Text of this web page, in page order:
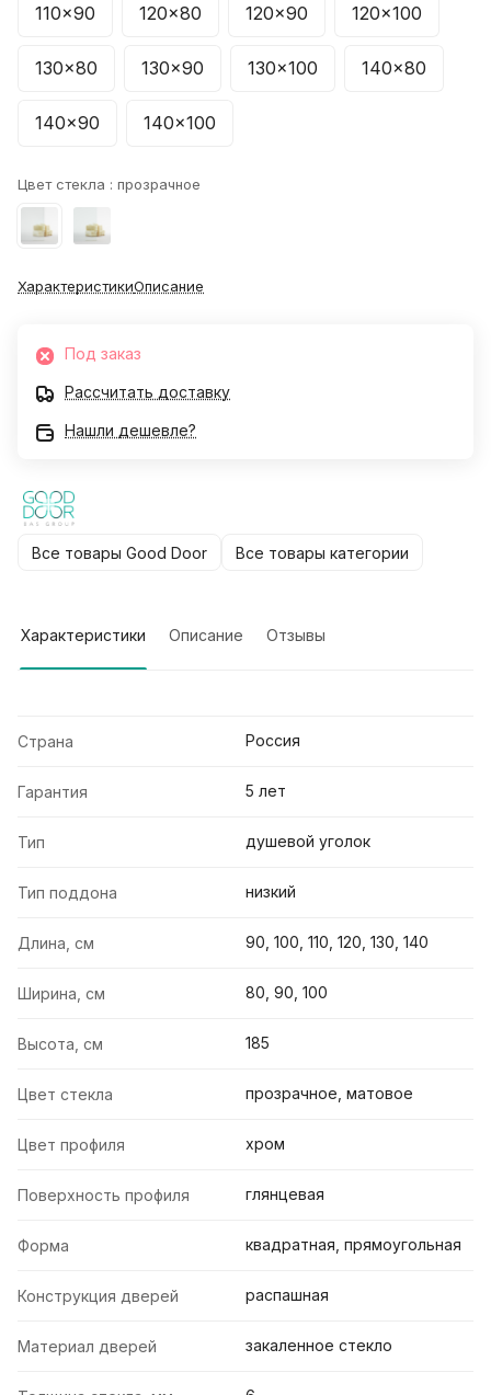
110x90 120x80 120x90 120x100
130x80 130x90 130x100 140x80
140x90 140x100
Цвет стекла : прозрачное
ХарактеристикиОписание
Под заказ
Рассчитать доставку
Нашли дешевле?
Все товары Good Door Все товары категории
Характеристики Описание Отзывы
Страна Россия
Гарантия 5 лет
Тип душевой уголок
Тип поддона низкий
Длина, см 90, 100, 110, 120, 130, 140
Ширина, см 80, 90, 100
Высота, см 185
Цвет стекла прозрачное, матовое
Цвет профиля хром
Поверхность профиля глянцевая
Форма квадратная, прямоугольная
Конструкция дверей распашная
Материал дверей закаленное стекло